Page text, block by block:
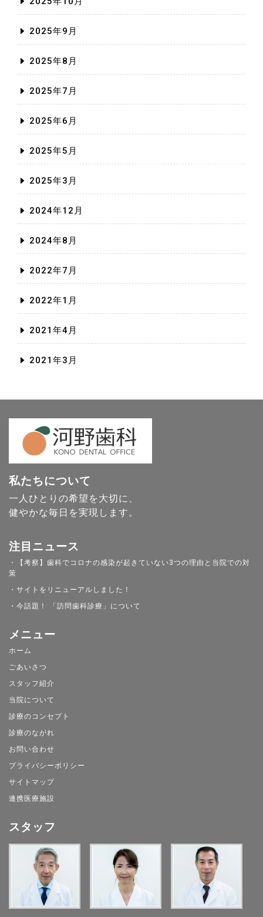
2025年9月
2025年8月
2025年7月
2025年6月
2025年5月
2025年3月
2024年12月
2024年8月
2022年7月
2022年1月
2021年4月
2021年3月
私たちについて
一人ひとりの希望を大切に、
健やかな毎日を実現します。
注目ニュース
・【考察】歯科でコロナの感染が起きていない3つの理由と当院での対
策
・サイトをリニューアルしました！
・今話題！ 「訪問歯科診療」について
メニュー
ホーム
ごあいさつ
スタッフ紹介
当院について
診療のコンセプト
診療のながれ
お問い合わせ
プライバシーポリシー
サイトマップ
連携医療施設
スタッフ